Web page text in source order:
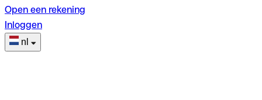
Open een rekening
Inloggen
nl